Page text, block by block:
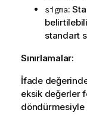
sigma:
standart
Sınırlamalar:
İfade
eksik değerler
döndürmesiyle